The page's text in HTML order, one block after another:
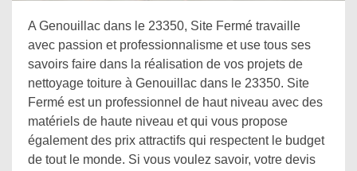
A Genouillac dans le 23350, Site Fermé travaille
avec passion et professionnalisme et use tous ses
savoirs faire dans la réalisation de vos projets de
nettoyage toiture à Genouillac dans le 23350. Site
Fermé est un professionnel de haut niveau avec des
matériels de haute niveau et qui vous propose
également des prix attractifs qui respectent le budget
de tout le monde. Si vous voulez savoir, votre devis